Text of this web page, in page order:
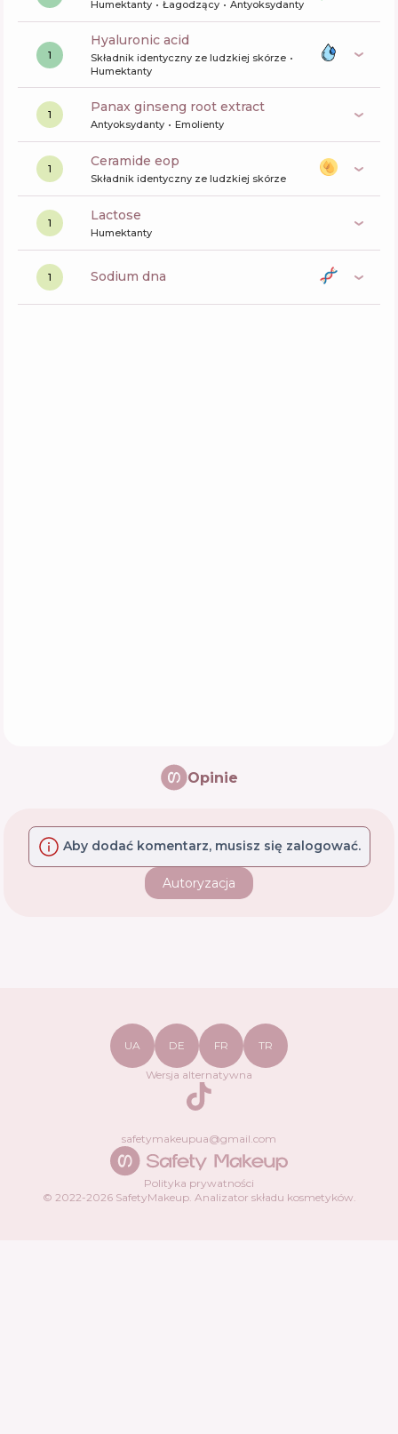
Humektanty Łagodzący Antyoksydanty
1
hyaluronic acid
Składnik identyczny ze ludzkiej skórze
Humektanty
1 panax ginseng root extract
Antyoksydanty Emolienty
1 ceramide eop
Składnik identyczny ze ludzkiej skórze
1 lactose
Humektanty
1 sodium dna
Opinie
Aby dodać komentarz, musisz się zalogować.
Autoryzacja
Polityka prywatności
© 2022-2026SafetyMakeup. Analizator składu kosmetyków.
UA DE FR TR
Wersja alternatywna
TikTok
safetymakeupua@gmail.com